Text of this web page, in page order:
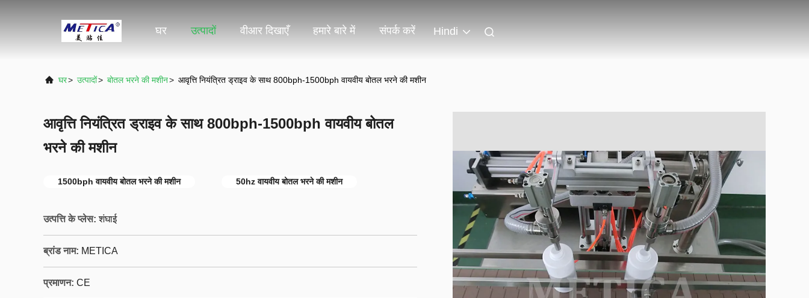
घर उत्पादों वीआर दिखाएँ हमारे बारे में संपर्क करें Hindi
घर> उत्पादों> बोतल भरने की मशीन> आवृत्ति नियंत्रित ड्राइव के साथ 800bph-1500bph वायवीय बोतल भरने की मशीन
आवृत्ति नियंत्रित ड्राइव के साथ 800bph-1500bph वायवीय बोतल
भरने की मशीन
1500bph वायवीय बोतल भरने की मशीन 50hz वायवीय बोतल भरने की मशीन
उत्पत्ति के प्लेस: शंघाई
ब्रांड नाम: METICA
प्रमाणन: CE